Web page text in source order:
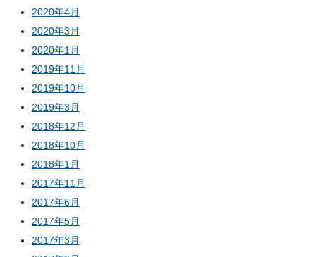
2020年4月
2020年3月
2020年1月
2019年11月
2019年10月
2019年3月
2018年12月
2018年10月
2018年1月
2017年11月
2017年6月
2017年5月
2017年3月